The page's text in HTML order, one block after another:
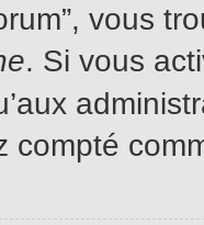
vous
. Si vous
compté